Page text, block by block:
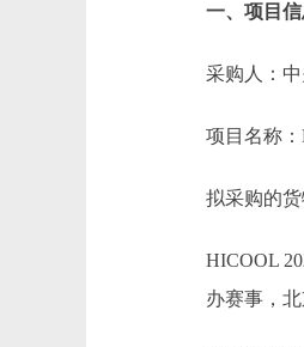
一、项目信
采购人：
项目名称
拟采购的
HICOOL
办赛事，